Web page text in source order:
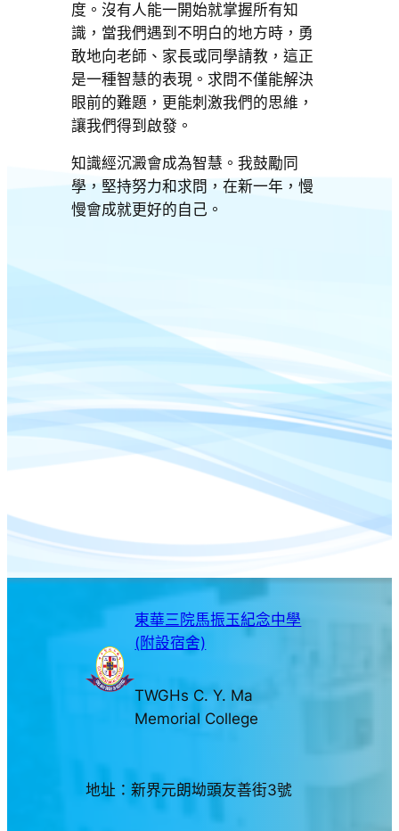
度。沒有人能一開始就掌握所有知
識，當我們遇到不明白的地方時，勇
敢地向老師、家長或同學請教，這正
是一種智慧的表現。求問不僅能解決
眼前的難題，更能刺激我們的思維，
讓我們得到啟發。
知識經沉澱會成為智慧。我鼓勵同
學，堅持努力和求問，在新一年，慢
慢會成就更好的自己。
東華三院馬振玉紀念中學
(附設宿舍)
TWGHs C. Y. Ma
Memorial College
地址：新界元朗坳頭友善街3號